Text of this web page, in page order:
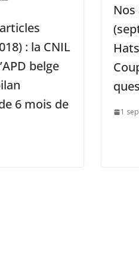
: la CNIL
belge
6 mois de
1